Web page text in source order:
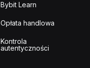
Bybit Learn
Opłata handlowa
Kontrola
autentyczności